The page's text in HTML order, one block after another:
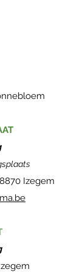
8870 Izegem